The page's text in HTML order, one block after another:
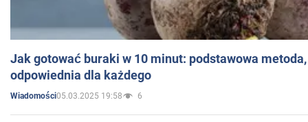
Jak gotować buraki w 10 minut: podstawowa
odpowiednia dla każdego
Wiadomości05.03.2025 19:58 6